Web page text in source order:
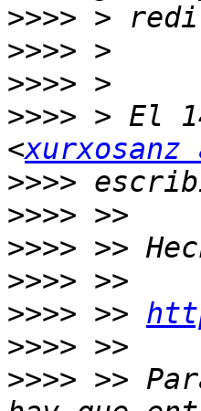
>>>>
>>>>
>>>>
>>>> > El
<xurxosanz
>>>>
>>>>
>>>>
>>>>
>>>> >>
>>>>
>>>> >>